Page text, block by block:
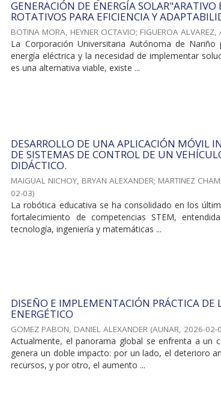
GENERACIÓN DE ENERGÍA SOLAR"ARATIVO
ROTATIVOS PARA EFICIENCIA Y
BOTINA MORA, HEYNER OCTAVIO; FIGUEROA ALVAREZ,
La Corporación Universitaria Autónoma de
energía eléctrica y la necesidad de implementar
es una alternativa viable, existe ...
DESARROLLO DE UNA APLICACIÓN MÓVIL
DE SISTEMAS DE CONTROL DE UN
DIDÁCTICO.
MAIGUAL NICHOY, BRYAN ALEXANDER; MARTINEZ
02-03)
La robótica educativa se ha consolidado en los
fortalecimiento de competencias STEM,
tecnología, ingeniería y matemáticas ...
DISEÑO E IMPLEMENTACIÓN PRÁCTICA DE
ENERGÉTICO
GOMEZ PABON, DANIEL ALEXANDER (AUNAR, 2026-02-
Actualmente, el panorama global se enfrenta a un
genera un doble impacto: por un lado, el deterioro
recursos, y por otro, el aumento ...